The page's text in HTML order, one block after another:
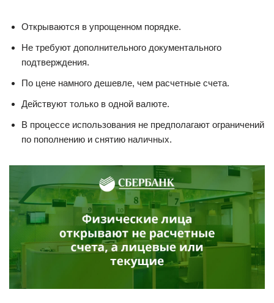
Открываются в упрощенном порядке.
Не требуют дополнительного документального
подтверждения.
По цене намного дешевле, чем расчетные счета.
Действуют только в одной валюте.
В процессе использования не предполагают ограничений
по пополнению и снятию наличных.